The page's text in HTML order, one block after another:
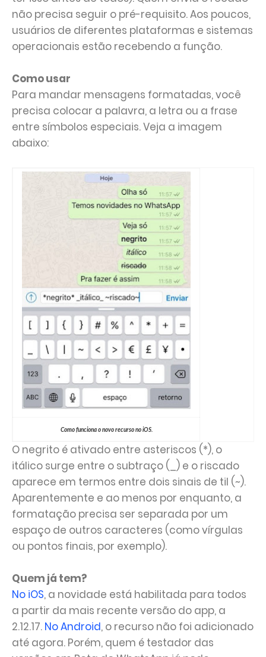
não precisa seguir o pré-requisito. Aos poucos,
usuários de diferentes plataformas e sistemas
operacionais estão recebendo a função.
Como usar
Para mandar mensagens formatadas, você
precisa colocar a palavra, a letra ou a frase
entre símbolos especiais. Veja a imagem
abaixo:
Como funciona o novo recurso no iOS.
O negrito é ativado entre asteriscos (*), o
itálico surge entre o subtraço (_) e o riscado
aparece em termos entre dois sinais de til (~).
Aparentemente e ao menos por enquanto, a
formatação precisa ser separada por um
espaço de outros caracteres (como vírgulas
ou pontos finais, por exemplo).
Quem já tem?
No iOS, a novidade está habilitada para todos
a partir da mais recente versão do app, a
2.12.17. No Android, o recurso não foi adicionado
até agora. Porém, quem é testador das